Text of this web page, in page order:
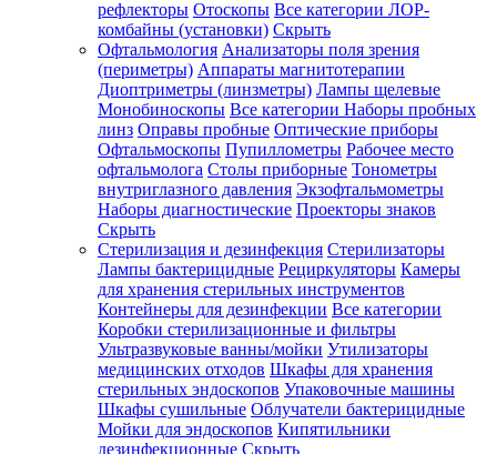
рефлекторы Отоскопы Все категории ЛОР-
комбайны (установки) Скрыть
Офтальмология Анализаторы поля зрения
(периметры) Аппараты магнитотерапии
Диоптриметры (линзметры) Лампы щелевые
Монобиноскопы Все категории Наборы пробных
линз Оправы пробные Оптические приборы
Офтальмоскопы Пупиллометры Рабочее место
офтальмолога Столы приборные Тонометры
внутриглазного давления Экзофтальмометры
Наборы диагностические Проекторы знаков
Скрыть
Стерилизация и дезинфекция Стерилизаторы
Лампы бактерицидные Рециркуляторы Камеры
для хранения стерильных инструментов
Контейнеры для дезинфекции Все категории
Коробки стерилизационные и фильтры
Ультразвуковые ванны/мойки Утилизаторы
медицинских отходов Шкафы для хранения
стерильных эндоскопов Упаковочные машины
Шкафы сушильные Облучатели бактерицидные
Мойки для эндоскопов Кипятильники
дезинфекционные Скрыть